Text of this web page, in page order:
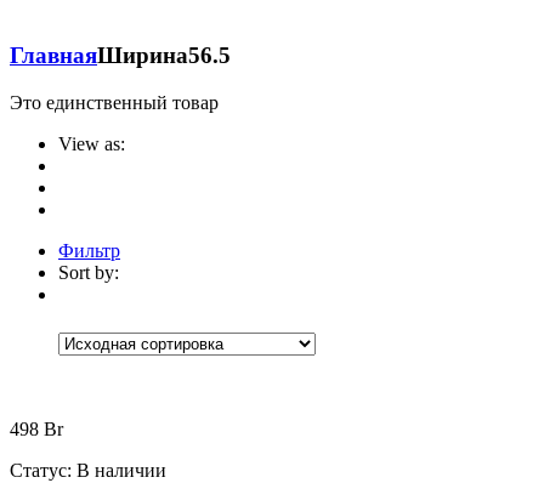
ГлавнаяШирина56.5
Это единственный товар
View as:
Фильтр
Sort by:
Категории Категории
498 Br
Статус: В наличии